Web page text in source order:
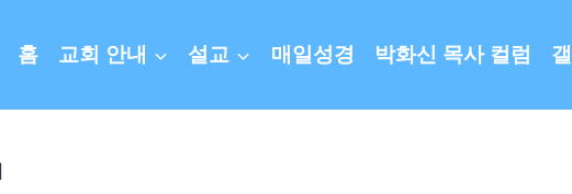
홈 교회 안내 설교 매일성경 박화신 목사 컬럼